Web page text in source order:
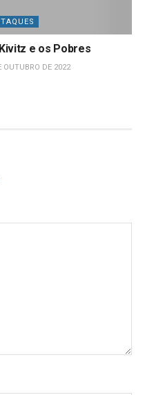
e os Pobres
OUTUBRO DE 2022